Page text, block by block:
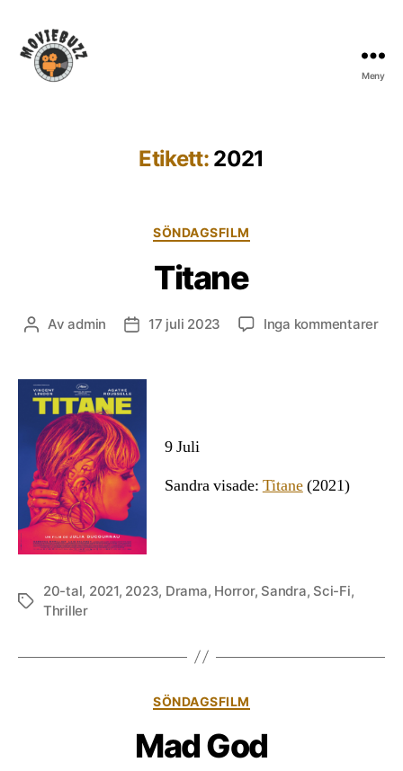
Meny
Etikett: 2021
Kategorier
SÖNDAGSFILM
Titane
Inläggsförfattare
Avadmin Inläggsdatum
17 juli 2023 Inga kommentarertill
9 Juli
Sandra visade: Titane(2021)
Etiketter
20-tal, 2021, 2023, Drama, Horror, Sandra, Sci-Fi,
Thriller
Kategorier
SÖNDAGSFILM
Mad God